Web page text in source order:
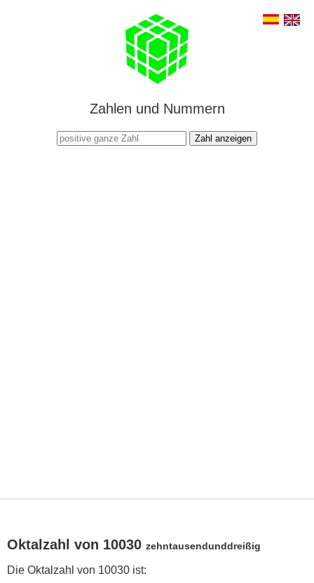
Zahlen und Nummern
Zahl anzeigen
Oktalzahl von 10030 zehntausendunddreißig
Die Oktalzahl von 10030 ist: